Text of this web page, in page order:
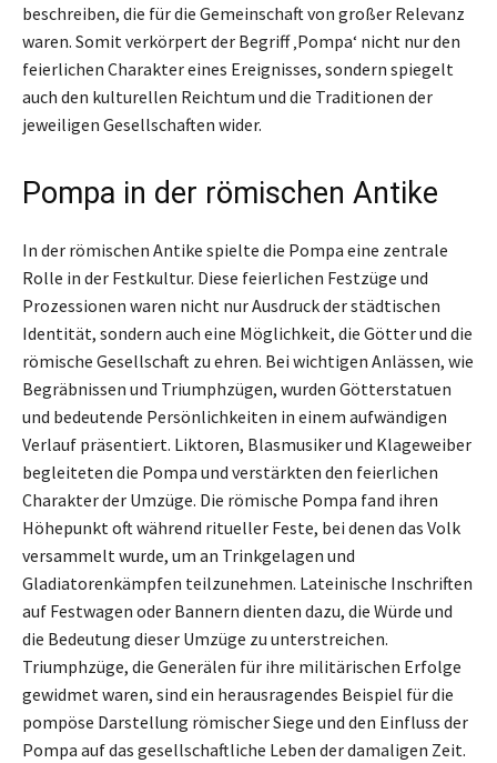
beschreiben, die für die Gemeinschaft von großer Relevanz
waren. Somit verkörpert der Begriff ‚Pompa‘ nicht nur den
feierlichen Charakter eines Ereignisses, sondern spiegelt
auch den kulturellen Reichtum und die Traditionen der
jeweiligen Gesellschaften wider.
Pompa in der römischen Antike
In der römischen Antike spielte die Pompa eine zentrale
Rolle in der Festkultur. Diese feierlichen Festzüge und
Prozessionen waren nicht nur Ausdruck der städtischen
Identität, sondern auch eine Möglichkeit, die Götter und die
römische Gesellschaft zu ehren. Bei wichtigen Anlässen, wie
Begräbnissen und Triumphzügen, wurden Götterstatuen
und bedeutende Persönlichkeiten in einem aufwändigen
Verlauf präsentiert. Liktoren, Blasmusiker und Klageweiber
begleiteten die Pompa und verstärkten den feierlichen
Charakter der Umzüge. Die römische Pompa fand ihren
Höhepunkt oft während ritueller Feste, bei denen das Volk
versammelt wurde, um an Trinkgelagen und
Gladiatorenkämpfen teilzunehmen. Lateinische Inschriften
auf Festwagen oder Bannern dienten dazu, die Würde und
die Bedeutung dieser Umzüge zu unterstreichen.
Triumphzüge, die Generälen für ihre militärischen Erfolge
gewidmet waren, sind ein herausragendes Beispiel für die
pompöse Darstellung römischer Siege und den Einfluss der
Pompa auf das gesellschaftliche Leben der damaligen Zeit.